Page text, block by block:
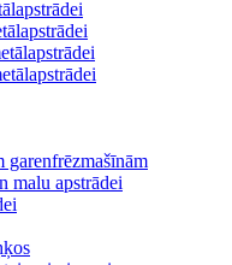
garenfrēzmašīnām
malu apstrādei